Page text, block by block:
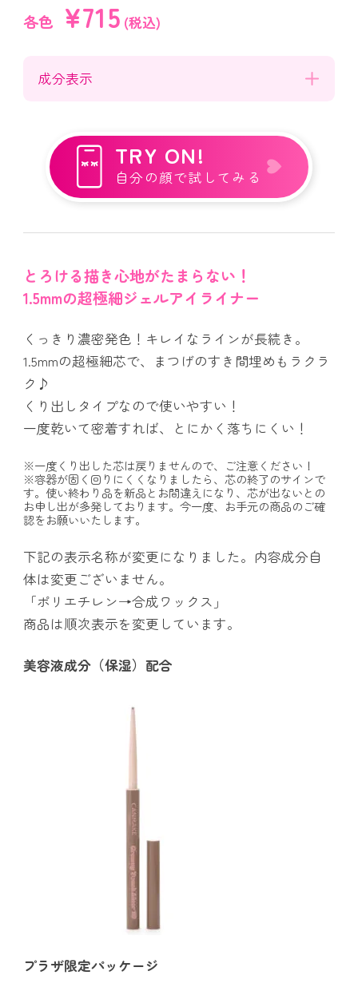
各色 ¥715 (税込)
成分表示
TRY ON!
自分の顔で試してみる
とろける描き心地がたまらない！
1.5mmの超極細ジェルアイライナー
くっきり濃密発色！キレイなラインが長続き。
1.5mmの超極細芯で、まつげのすき間埋めもラクラ
ク♪
くり出しタイプなので使いやすい！
一度乾いて密着すれば、とにかく落ちにくい！
※一度くり出した芯は戻りませんので、ご注意ください！
※容器が固く回りにくくなりましたら、芯の終了のサインで
す。使い終わり品を新品とお間違えになり、芯が出ないとの
お申し出が多発しております。今一度、お手元の商品のご確
認をお願いいたします。
下記の表示名称が変更になりました。内容成分自
体は変更ございません。
「ポリエチレン→合成ワックス」
商品は順次表示を変更しています。
美容液成分（保湿）配合
プラザ限定パッケージ